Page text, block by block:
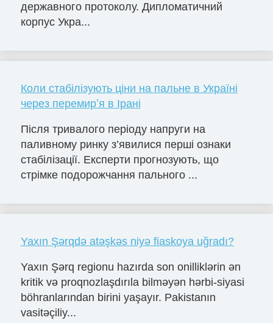
державного протоколу. Дипломатичний
корпус Укра...
Коли стабілізують ціни на пальне в Україні
через перемирʼя в Ірані
Після тривалого періоду напруги на
паливному ринку з’явилися перші ознаки
стабілізації. Експерти прогнозують, що
стрімке подорожчання пального ...
Yaxın Şərqdə atəşkəs niyə fiaskoya uğradı?
Yaxın Şərq regionu hazırda son onilliklərin ən
kritik və proqnozlaşdırıla bilməyən hərbi-siyasi
böhranlarından birini yaşayır. Pakistanın
vasitəçiliy...